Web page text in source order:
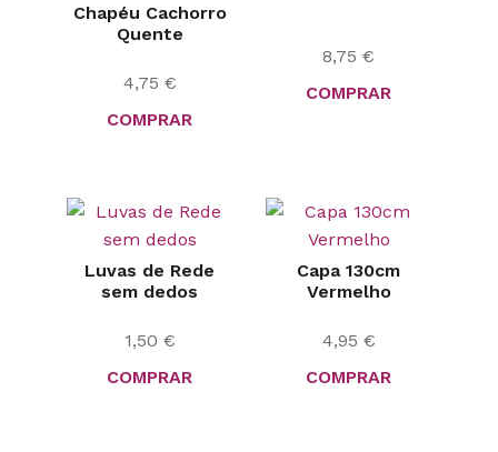
Chapéu Cachorro
Quente
4,75 €
COMPRAR
8,75 €
COMPRAR
Luvas de Rede
sem dedos
1,50 €
COMPRAR
Capa 130cm
Vermelho
4,95 €
COMPRAR